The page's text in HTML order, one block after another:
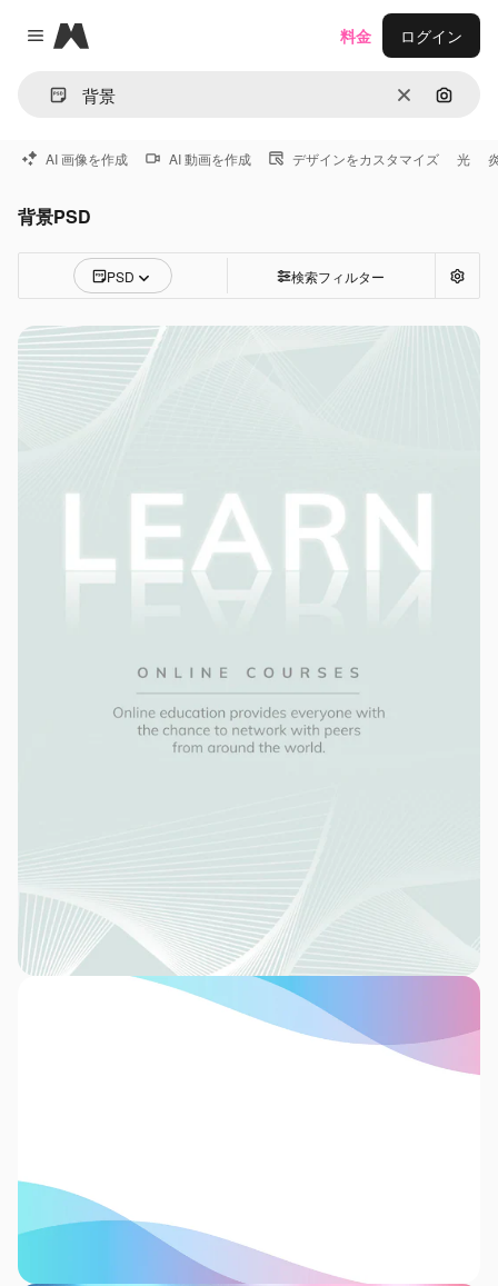
Close menu
Magnific
消去 画像で
料金 ログイン
AI 画像を作成 AI 動画を作成 デザインをカスタマイズ 光
背景PSD
PSD 検索フィルター